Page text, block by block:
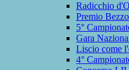
Radicchio
Premio
5°
Gara
Liscio come
4°